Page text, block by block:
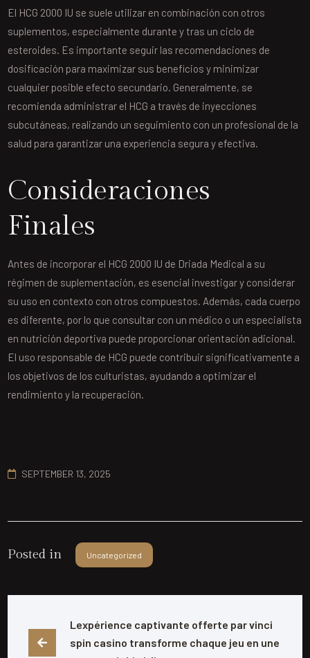
El HCG 2000 IU se suele utilizar en combinación con otros
suplementos, especialmente durante y tras un ciclo de
esteroides. Es importante seguir las recomendaciones de
dosificación para maximizar sus beneficios y minimizar
cualquier posible efecto secundario. Generalmente, se
recomienda administrar el HCG a través de inyecciones
subcutáneas, realizando un seguimiento con un profesional de la
salud para garantizar una experiencia segura y efectiva.
Consideraciones
Finales
Antes de incorporar el HCG 2000 IU de Driada Medical a su
régimen de suplementación, es esencial investigar y considerar
su uso en contexto con otros compuestos. Además, cada cuerpo
es diferente, por lo que consultar con un médico o un especialista
en nutrición deportiva puede proporcionar orientación adicional.
El uso responsable de HCG puede contribuir significativamente a
los objetivos de los culturistas, ayudando a optimizar el
rendimiento y la recuperación.
SEPTEMBER 13, 2025
Posted in Uncategorized
Lexpérience captivante offerte par vinci
spin casino transforme chaque jeu en une